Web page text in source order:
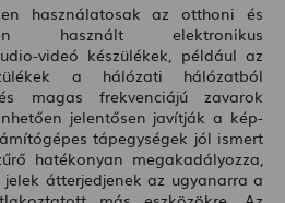
használatosak az otthoni és
használt elektronikus
videó készülékek, például az
a hálózati hálózatból
magas frekvenciájú zavarok
jelentősen javítják a kép-
tápegységek jól ismert
hatékonyan megakadályozza,
átterjedjenek az ugyanarra a